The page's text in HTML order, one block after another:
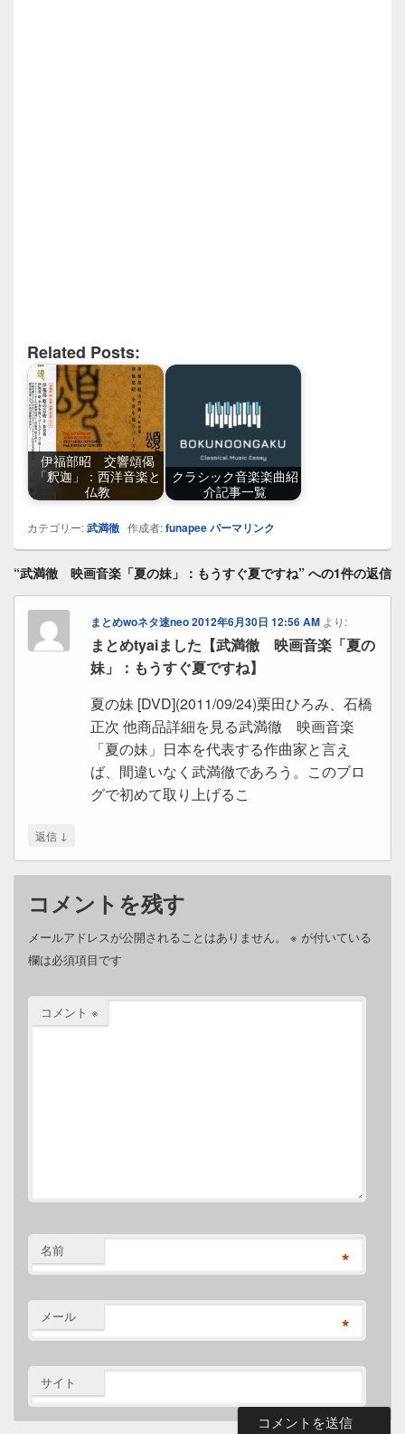
Related Posts:
伊福部昭 交響頌偈
「釈迦」：西洋音楽と
仏教
クラシック音楽楽曲紹
介記事一覧
カテゴリー:武満徹 作成者:funapeeパーマリンク
“武満徹 映画音楽「夏の妹」：もうすぐ夏ですね” への1件の返信
まとめwoネタ速neo2012年6月30日 12:56 AM より:
まとめtyaiました【武満徹 映画音楽「夏の
妹」：もうすぐ夏ですね】
夏の妹 [DVD](2011/09/24)栗田ひろみ、石橋
正次 他商品詳細を見る武満徹 映画音楽
「夏の妹」日本を代表する作曲家と言え
ば、間違いなく武満徹であろう。このブロ
グで初めて取り上げるこ
返信 ↓
コメントを残す
メールアドレスが公開されることはありません。 ※ が付いている
欄は必須項目です
コメント ※
名前 *
メール *
サイト